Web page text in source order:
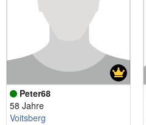
Peter68
58 Jahre
Voitsberg